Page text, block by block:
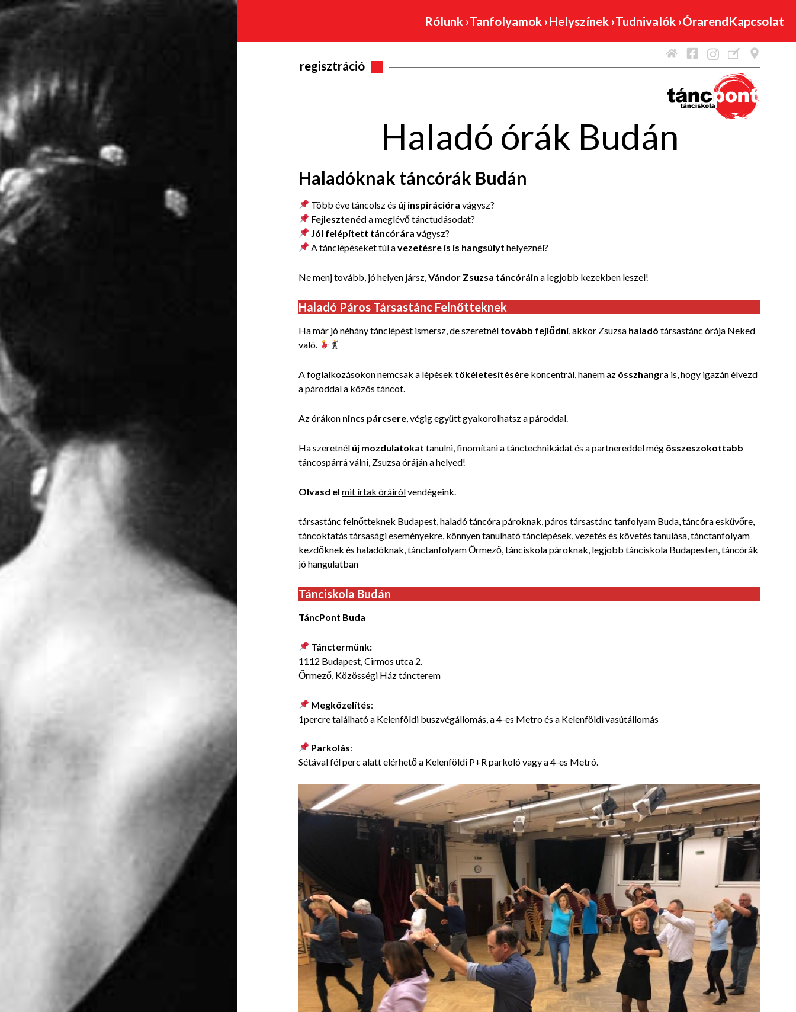
Rólunk ›Tanfolyamok ›Helyszínek ›Tudnivalók ›ÓrarendKapcsolat
regisztráció
Haladó órák Budán
Haladóknak táncórák Budán
Több éve táncolsz és új inspirációra vágysz?
Fejlesztenéd a meglévő tánctudásodat?
Jól felépített táncórára vágysz?
A tánclépéseket túl avezetésre is is hangsúlyt helyeznél?
Ne menj tovább, jó helyen jársz,Vándor Zsuzsa táncóráin a legjobb kezekben leszel!
Haladó Páros Társastánc Felnőtteknek
Ha már jó néhány tánclépést ismersz, de szeretnél tovább fejlődni, akkor Zsuzsa haladó társastánc órája Neked
való.
A foglalkozásokon nemcsak a lépések tökéletesítésére koncentrál, hanem az összhangra is, hogy igazán élvezd
a pároddal a közös táncot.
Az órákon nincs párcsere, végig együtt gyakorolhatsz a pároddal.
Ha szeretnél új mozdulatokat tanulni, finomítani a tánctechnikádat és a partnereddel még összeszokottabb
táncospárrá válni, Zsuzsa óráján a helyed!
Olvasd el mit írtak óráirólvendégeink.
társastánc felnőtteknek Budapest, haladó táncóra pároknak, páros társastánc tanfolyam Buda, táncóra esküvőre,
táncoktatás társasági eseményekre, könnyen tanulható tánclépések, vezetés és követés tanulása, tánctanfolyam
kezdőknek és haladóknak, tánctanfolyam Őrmező, tánciskola pároknak, legjobb tánciskola Budapesten, táncórák
jó hangulatban
Tánciskola Budán
TáncPont Buda
Tánctermünk:
1112 Budapest, Cirmos utca 2.
Őrmező, Közösségi Ház táncterem
Megközelítés:
1percre található a Kelenföldi buszvégállomás, a 4-es Metro és a Kelenföldi vasútállomás
Parkolás:
Sétával fél perc alatt elérhető a Kelenföldi P+R parkoló vagy a 4-es Metró.